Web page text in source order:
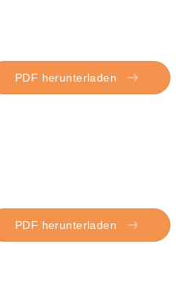
PDF herunterladen
PDF herunterladen